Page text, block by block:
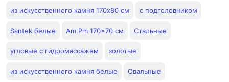
из искусственного камня 170x80 см с подголовником
Santek белые Am.Pm 170x70 см Стальные
угловые с гидромассажем золотые
из искусственного камня белые Овальные